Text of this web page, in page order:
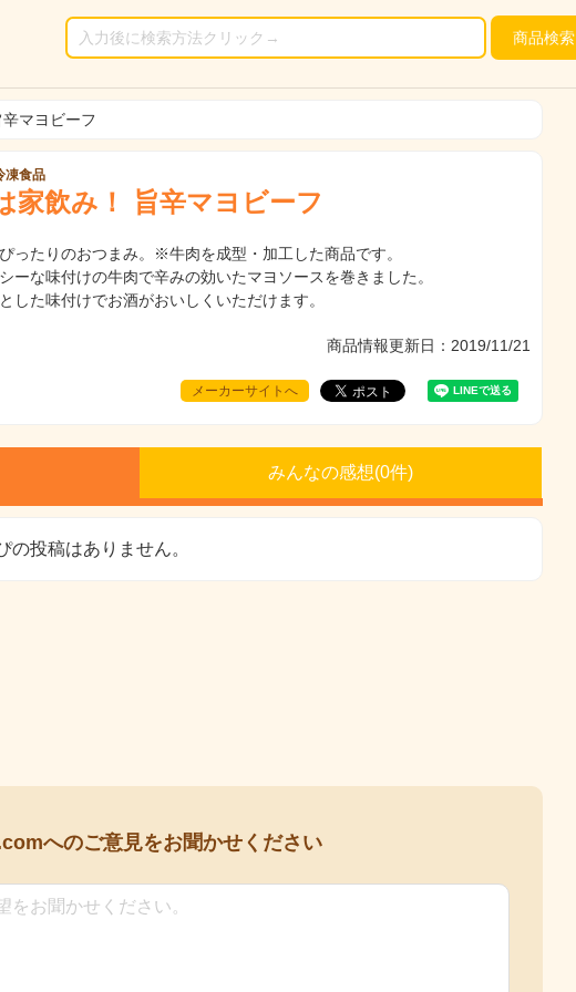
商品検索
マヨビーフ
凍食品
家飲み！ 旨辛マヨビーフ
ったりのおつまみ。※牛肉を成型・加工した商品です。
ーな味付けの牛肉で辛みの効いたマヨソースを巻きました。
した味付けでお酒がおいしくいただけます。
商品情報更新日：2019/11/21
メーカーサイトへ
みんなの感想(0件)
の投稿はありません。
へのご意見をお聞かせください